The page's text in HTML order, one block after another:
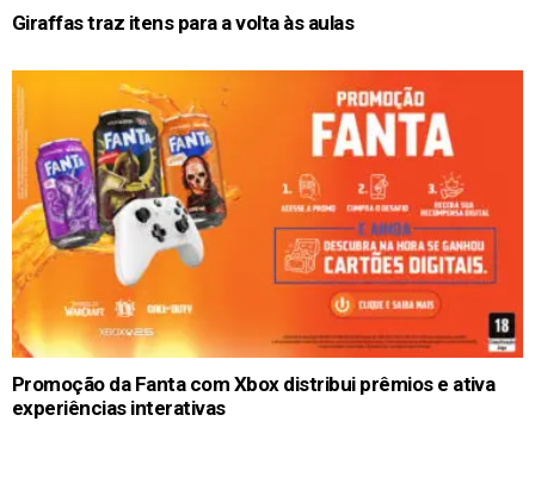
Giraffas traz itens para a volta às aulas
Promoção da Fanta com Xbox distribui prêmios e ativa
experiências interativas